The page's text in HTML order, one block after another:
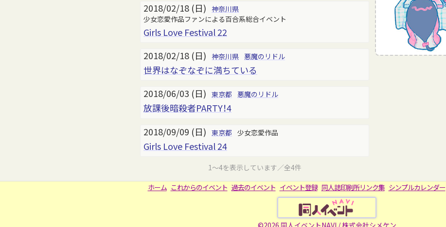
2018/02/18 (日) 神奈川県
少女恋愛作品ファンによる百合系総合イベント
Girls Love Festival 22
2018/02/18 (日) 神奈川県 悪魔のリドル
世界はなぞなぞに満ちている
2018/06/03 (日) 東京都 悪魔のリドル
放課後暗殺者PARTY！4
2018/09/09 (日) 東京都 少女恋愛作品
Girls Love Festival 24
1～4を表示しています／全4件
ホーム これからのイベント 過去のイベント イベント登録 同人誌印刷所リンク集 シンプルカレンダー
©2026 同人イベントNAVI /株式会社シメケン